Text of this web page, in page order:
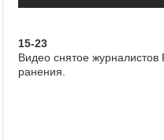
15-23
Видео снятое журналистов
ранения.